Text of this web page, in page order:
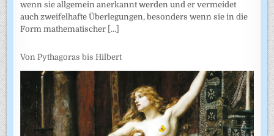
wenn sie allgemein anerkannt werden und er vermeidet
auch zweifel­hafte Überlegungen, besonders wenn sie in die
Form mathematischer [...]
Von Pythagoras bis Hilbert